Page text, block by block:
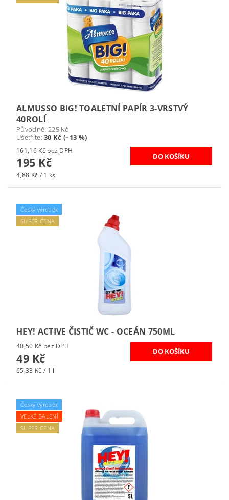
ALMUSSO BIG! TOALETNÍ PAPÍR 3-VRSTVÝ
40ROLÍ
Původně: 225 Kč
Ušetříte:30 Kč (–13 %)
161,16 Kč bez DPH
195 Kč
4,88 Kč / 1 ks
Český výrobek
SUPER CENA
HEY! ACTIVE ČISTIČ WC - OCEÁN 750ML
40,50 Kč bez DPH
49 Kč
65,33 Kč / 1 l
Český výrobek
VELKÉ BALENÍ
SUPER CENA